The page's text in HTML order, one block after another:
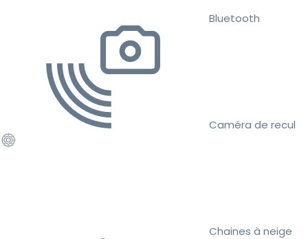
Bluetooth
Caméra de recul
Chaines à neige